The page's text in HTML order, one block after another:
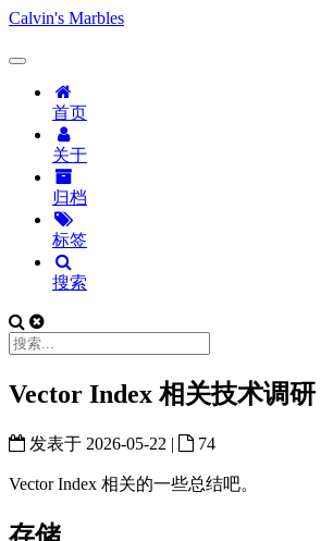
Calvin's Marbles
首页
关于
归档
标签
搜索
Vector Index 相关技术调研
发表于 2026-05-22 | 74
Vector Index 相关的一些总结吧。
存储